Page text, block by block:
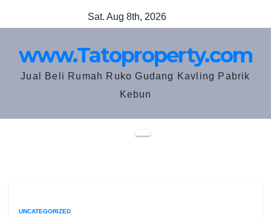
to
Sat. Aug 8th, 2026
www.Tatoproperty.com
Jual Beli Rumah Ruko Gudang Kavling Pabrik
Kebun
UNCATEGORIZED